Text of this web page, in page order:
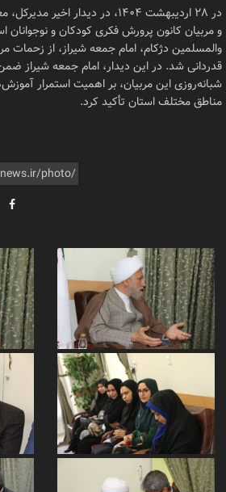
در ۲۸ اردیبهشت ۱۴۰۴، در دیدار
و مربیان کانون پرورش فکری کودکان و نوجوانان
والمسلمین دژکام، امام جمعه شیراز، از زحمات
قدردانی شد. در این دیدار، امام جمعه شیراز
شبانه‌روزی این مربیان، بر اهمیت استمرار
مناطق مختلف استان تأکید کرد.